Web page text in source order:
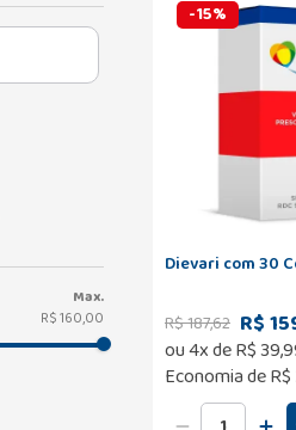
R$ 160,00
-15%
Dievari com 30
R$187,62 R$
ou4x deR$39,
Economia de